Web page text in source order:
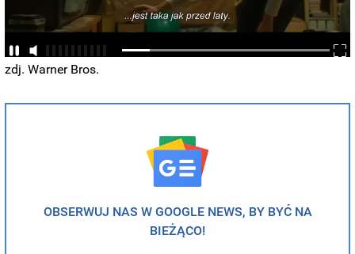
zdj. Warner Bros.
OBSERWUJ NAS W GOOGLE NEWS, BY BYĆ NA
BIEŻĄCO!